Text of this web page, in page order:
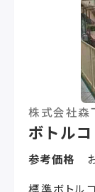
株式会社森
ボトル
参考価格
標準ボトル